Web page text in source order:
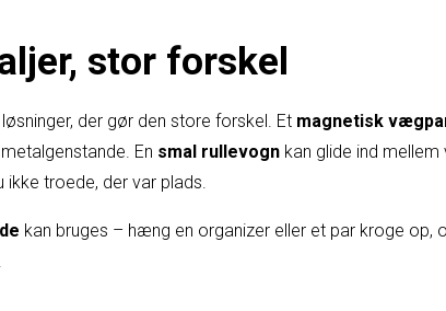
stor forskel
der gør den store forskel. Et magnetisk
En smal rullevogn kan glide ind
ikke troede, der var plads.
kan bruges – hæng en organizer eller et par kroge op,